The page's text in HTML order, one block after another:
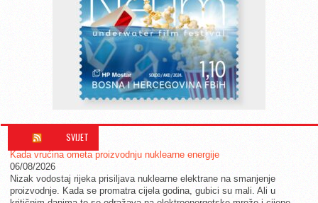
SVIJET
Kada vrućina ometa proizvodnju nuklearne energije
06/08/2026
Nizak vodostaj rijeka prisiljava nuklearne elektrane na smanjenje
proizvodnje. Kada se promatra cijela godina, gubici su mali. Ali u